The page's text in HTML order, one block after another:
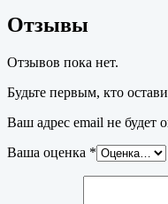
Отзывы
Отзывов пока нет.
Будьте первым, кто
Ваш адрес email не будет
Ваша оценка *